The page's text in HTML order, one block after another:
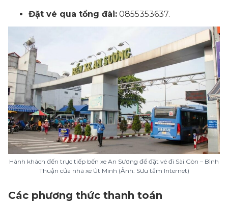
Đặt vé qua tổng đài: 0855353637.
Hành khách đến trực tiếp bến xe An Sương để đặt vé đi Sài Gòn – Bình
Thuận của nhà xe Út Minh (Ảnh: Sưu tầm Internet)
Các phương thức thanh toán